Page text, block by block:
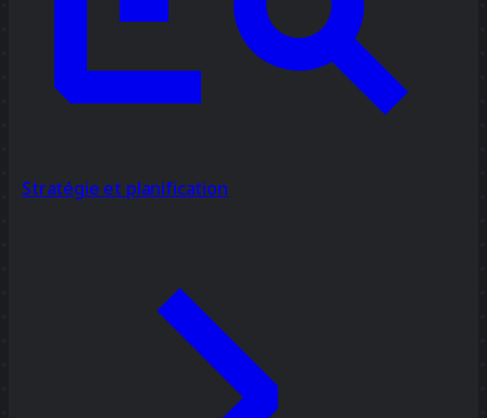
Stratégie et planification